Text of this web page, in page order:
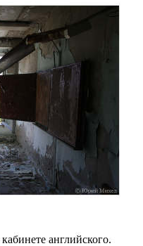
английского.